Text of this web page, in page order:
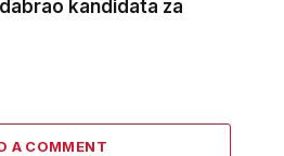
kandidata za
A COMMENT